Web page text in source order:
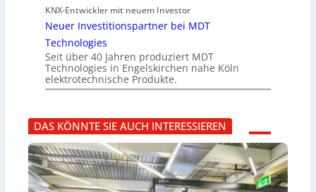
KNX-Entwickler mit neuem Investor
Neuer Investitionspartner bei MDT
Technologies
Seit über 40 Jahren produziert MDT
Technologies in Engelskirchen nahe Köln
elektrotechnische Produkte.
DAS KÖNNTE SIE AUCH INTERESSIEREN